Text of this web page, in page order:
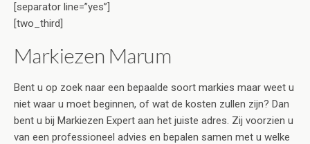
[separator line=”yes”]
[two_third]
Markiezen Marum
Bent u op zoek naar een bepaalde soort markies maar weet u
niet waar u moet beginnen, of wat de kosten zullen zijn? Dan
bent u bij Markiezen Expert aan het juiste adres. Zij voorzien u
van een professioneel advies en bepalen samen met u welke